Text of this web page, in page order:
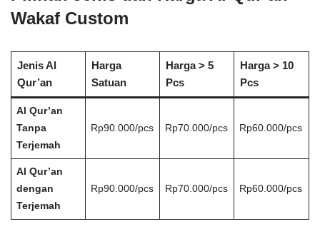
Wakaf Custom
Jenis Al
Qur’an
Harga
Satuan
Harga > 5
Pcs
Harga > 10
Pcs
Al Qur’an
Tanpa
Terjemah
Rp90.000/pcs Rp70.000/pcs Rp60.000/pcs
Al Qur’an
dengan
Terjemah
Rp90.000/pcs Rp70.000/pcs Rp60.000/pcs